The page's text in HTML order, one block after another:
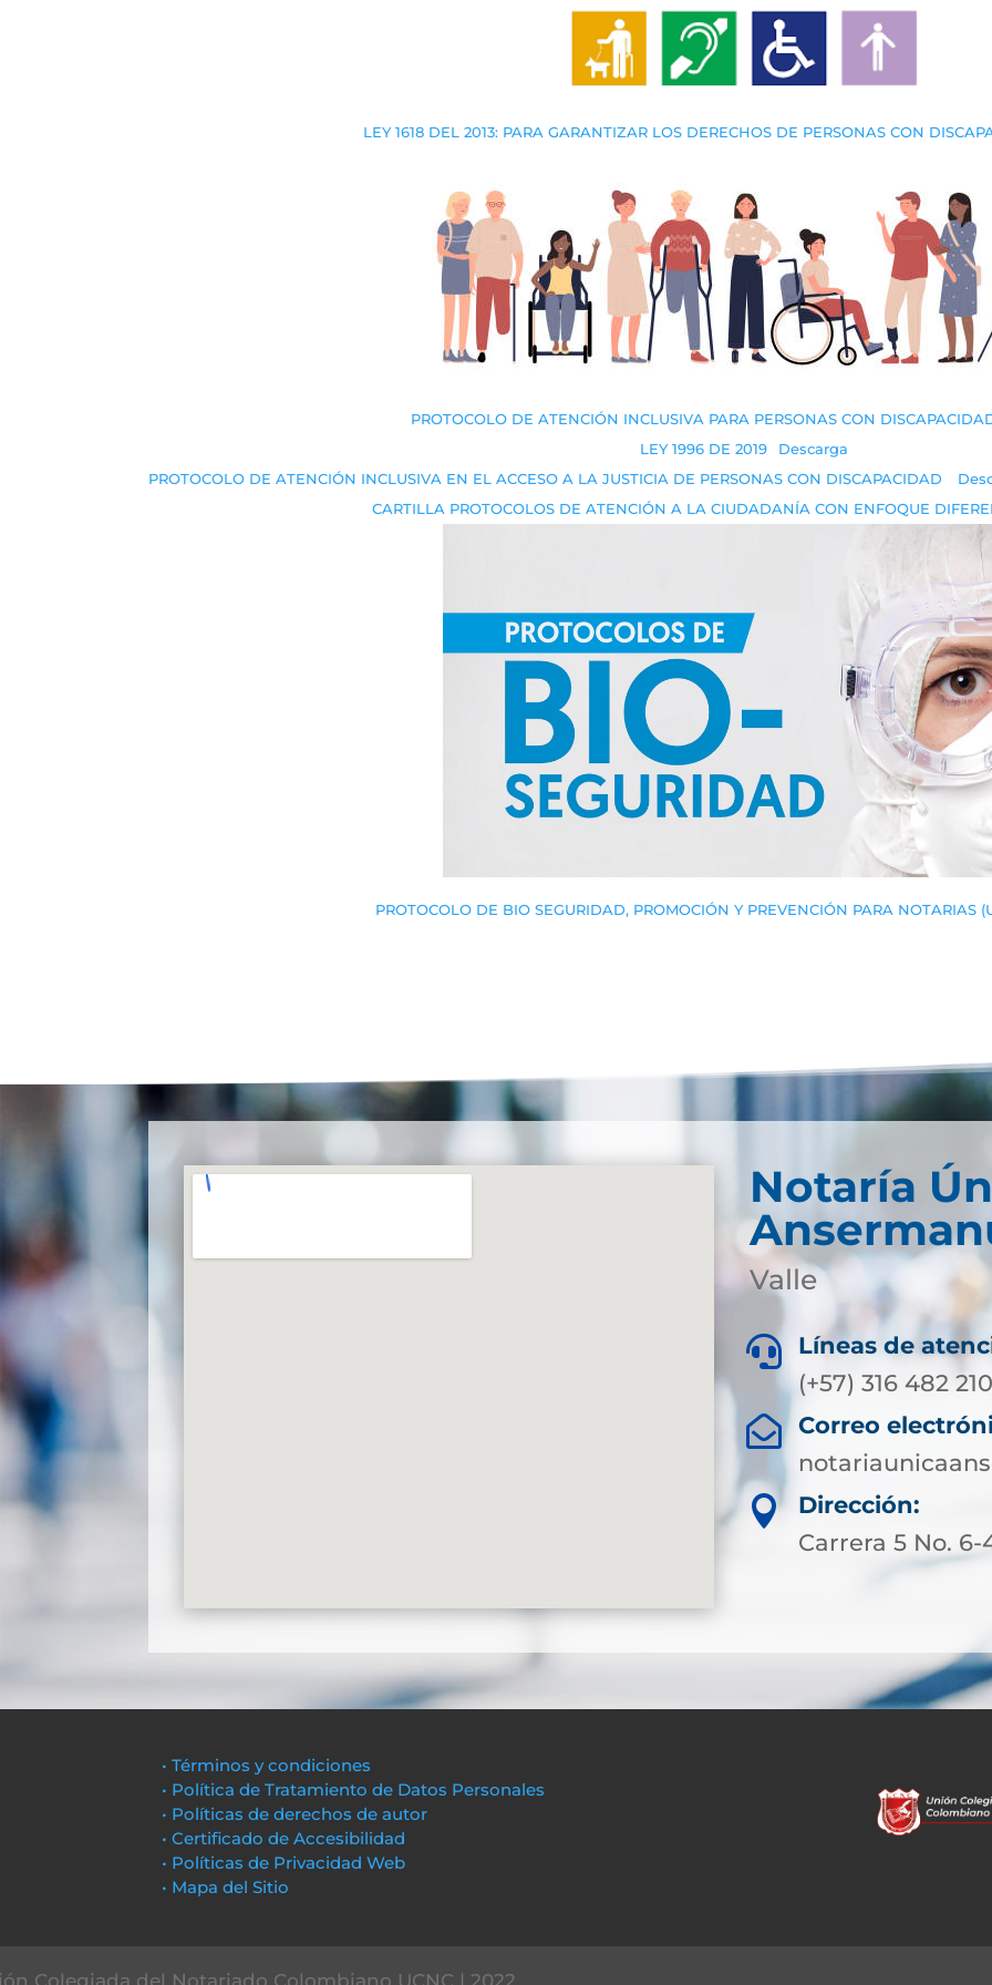
LEY 1618 DEL 2013: PARA GARANTIZAR LOS DERECHOS DE PERSONAS CON
PROTOCOLO DE ATENCIÓN INCLUSIVA PARA PERSONAS CON
LEY 1996 DE 2019
Descarga
PROTOCOLO DE ATENCIÓN INCLUSIVA EN EL ACCESO A LA JUSTICIA DE PERSONAS CON DISCAPACIDAD
CARTILLA PROTOCOLOS DE ATENCIÓN A LA CIUDADANÍA CON ENFOQUE
PROTOCOLO DE BIO SEGURIDAD, PROMOCIÓN Y PREVENCIÓN PARA NOTARIAS
Notaría
Valle

Líneas de
(+57) 316 482

Correo

Dirección:
Carrera 5 No. 6-
• Términos y condiciones
• Política de Tratamiento de Datos Personales
• Políticas de derechos de autor
• Certificado de Accesibilidad
• Políticas de Privacidad Web
• Mapa del Sitio
Colegiada del Notariado Colombiano UCNC | 2022